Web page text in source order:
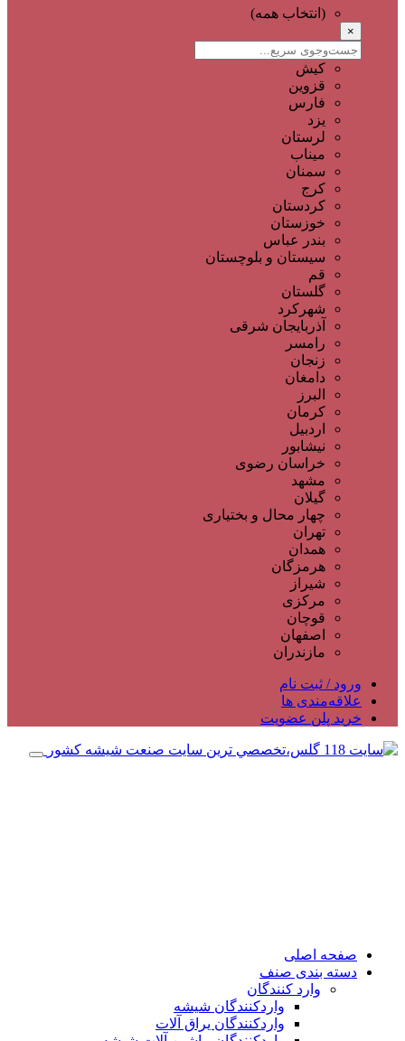
(انتخاب همه)
×
کیش
قزوین
فارس
یزد
لرستان
میناب
سمنان
کرج
کردستان
خوزستان
بندر عباس
سیستان و بلوچستان
قم
گلستان
شهرکرد
آذربایجان شرقی
رامسر
زنجان
دامغان
البرز
کرمان
اردبیل
نیشابور
خراسان رضوی
مشهد
گیلان
چهار محال و بختیاری
تهران
همدان
هرمزگان
شیراز
مرکزی
قوچان
اصفهان
مازندران
ورود / ثبت نام
علاقه‌مندی ها
خرید پلن عضویت
صفحه اصلی
دسته بندی صنف
وارد کنندگان
واردکنندگان شیشه
واردکنندگان یراق آلات